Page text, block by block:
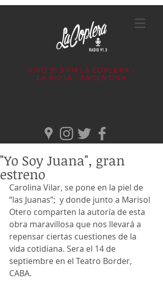
VIVO 91.3 FM LA COPLERA -
LA RIOJA - ARGENTINA
"Yo Soy Juana", gran
estreno
Carolina Vilar, se pone en la piel de
“las Juanas”;  y donde junto a Marisol
Otero comparten la autoría de esta
obra maravillosa que nos llevará a
repensar ciertas cuestiones de la
vida cotidiana. Sera el 14 de
septiembre en el Teatro Border,
CABA.